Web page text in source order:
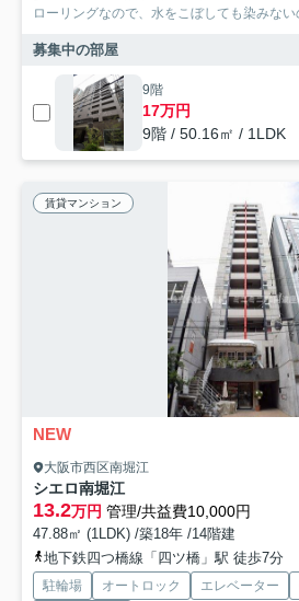
ローリングなので、水をこぼしても染みな
募集中の部屋
9階
17万円
9階 / 50.16㎡ / 1LDK
賃貸マンション
NEW
大阪市西区南堀江
シエロ南堀江
13.2万円 管理/共益費10,000円
47.88㎡ (1LDK) /築18年 /14階建
地下鉄四つ橋線「四ツ橋」駅 徒歩7分
駐輪場 オートロック エレベーター